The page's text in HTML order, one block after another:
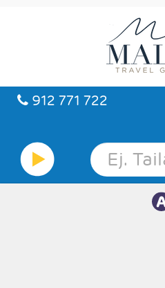
912 771 722
INICIO
HOTELES